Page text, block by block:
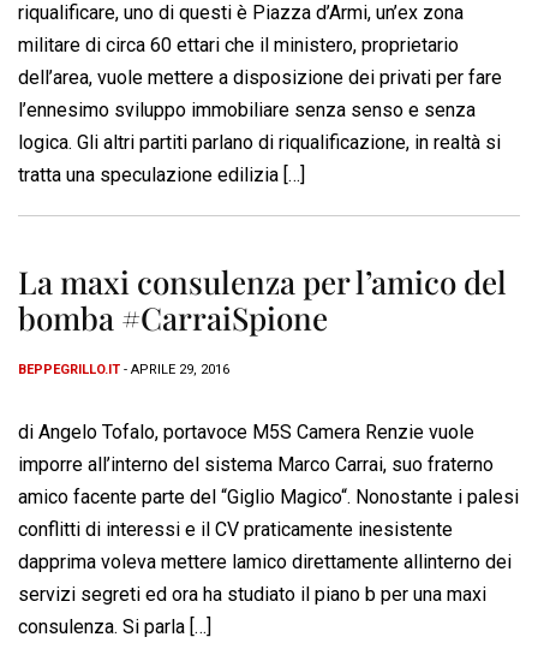
riqualificare, uno di questi è Piazza d’Armi, un’ex zona
militare di circa 60 ettari che il ministero, proprietario
dell’area, vuole mettere a disposizione dei privati per fare
l’ennesimo sviluppo immobiliare senza senso e senza
logica. Gli altri partiti parlano di riqualificazione, in realtà si
tratta una speculazione edilizia […]
La maxi consulenza per l’amico del
bomba #CarraiSpione
BEPPEGRILLO.IT - APRILE 29, 2016
di Angelo Tofalo, portavoce M5S Camera Renzie vuole
imporre all’interno del sistema Marco Carrai, suo fraterno
amico facente parte del “Giglio Magico“. Nonostante i palesi
conflitti di interessi e il CV praticamente inesistente
dapprima voleva mettere lamico direttamente allinterno dei
servizi segreti ed ora ha studiato il piano b per una maxi
consulenza. Si parla […]